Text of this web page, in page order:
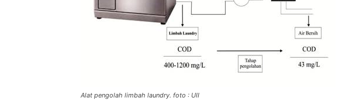
Alat pengolah limbah laundry. foto : UII